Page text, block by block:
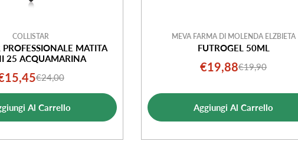
COLLISTAR
PROFESSIONALE MATITA
25 ACQUAMARINA
Prezzo
di
vendita
Prezzo
normale
€24,00
Al Carrello
MEVA FARMA DI MOLENDA ELZBIETA
FUTROGEL 50ML
Prezzo
vendita
€19,88Prezzo
€19,90
Aggiungi Al Carrello